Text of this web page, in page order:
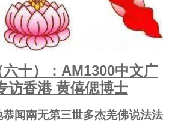
十）：AM1300中文广
访香港 黄僖偲博士
闻南无第三世多杰羌佛说法法